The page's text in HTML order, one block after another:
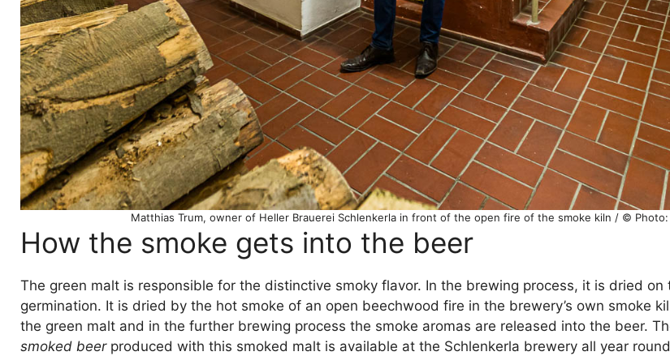
Matthias Trum, owner of Heller Brauerei Schlenkerla in front of the open fire of the smoke kiln / © Photo:
How the smoke gets into the beer
The green malt is responsible for the distinctive smoky flavor. In the brewing process, it is dried on
germination. It is dried by the hot smoke of an open beechwood fire in the brewery’s own smoke
the green malt and in the further brewing process the smoke aromas are released into the beer.
smoked beerproduced with this smoked malt is available at the Schlenkerla brewery all year